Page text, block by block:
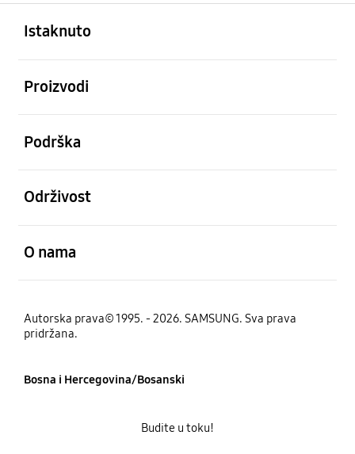
Istaknuto
Proizvodi
Podrška
Održivost
O nama
Autorska prava© 1995. - 2026. SAMSUNG. Sva prava
pridržana.
Bosna i Hercegovina/Bosanski
Budite u toku!